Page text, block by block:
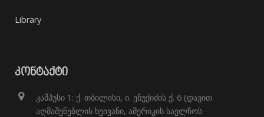
Library
ᲙᲝᲜᲢᲐᲥᲢᲘ
კამპუსი 1: ქ. თბილისი, ი. ენუქიძის ქ. 6 (დავით
აღმაშენებლის ხეივანი, ამერიკის საელჩოს